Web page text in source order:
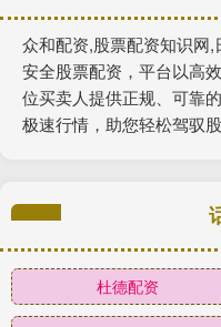
众和配资,股票配资知识网
安全股票配资，平台以高
位买卖人提供正规、可靠
极速行情，助您轻松驾驭股
杜德配资